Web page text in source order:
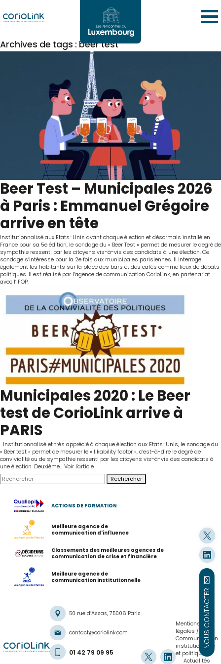
NOUS CONTACTER
Archives de tags : beer test
Beer Test – Municipales 2026
à Paris : Emmanuel Grégoire
arrive en tête
Institutionnalisé aux Etats-Unis avant chaque élection et désormais installé en
France pour sa 5e édition, le sondage du « Beer Test » permet de mesurer le degré de
sympathie ressenti par les citoyens vis-à-vis des candidats à une élection. Ce
sondage s’intéresse pour la 2e fois aux municipales parisiennes. Il interroge
également les habitants sur la place des bars et des cafés comme lieux de débats
politiques. Il est réalisé par l’agence de communication CorioLink, en partenariat
avec l’IFOP.
Municipales 2020 : Le Beer
test de CorioLink arrive à
PARIS
Institutionnalisé et très apprécié à chaque élection aux Etats-Unis, le sondage du
« Beer test » permet de mesurer le « likability factor », c’est-à-dire le degré de
convivialité ou de sympathie ressenti par les citoyens vis-à-vis des candidats à
une élection. Deuxième...Voir l'article
Rechercher
ACTIONS DE FORMATION
Meilleure agence de
communication d'influence
Classements des meilleures agences de
communication de crise et financière
Meilleure agence de
communication institutionnelle
50 rue d’Assas, 75006 Paris
contact@coriolink.com
01 42 79 09 95
Mentions
légales
Communication
institutionnelle
et politique
Actualités